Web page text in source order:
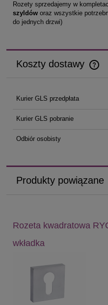
Rozety sprzedajemy w
szyldów oraz wszystkie
do jednych drzwi)
Koszty dostawy
Cena nie zawiera ewentualnych
Kurier GLS przedpłata
Kurier GLS pobranie
Odbiór osobisty
Produkty powiązane
Rozeta kwadratowa
wkładka